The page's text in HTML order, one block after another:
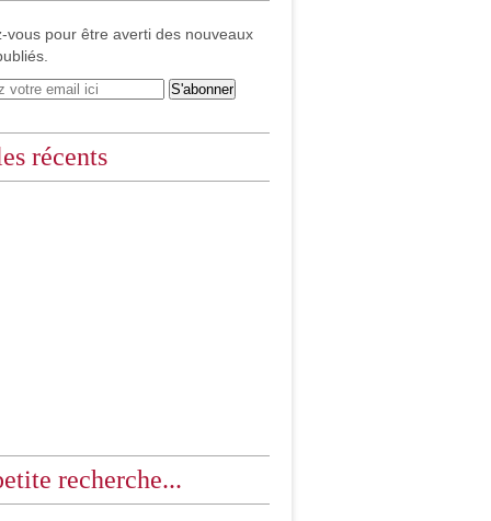
vous pour être averti des nouveaux
récents
recherche...